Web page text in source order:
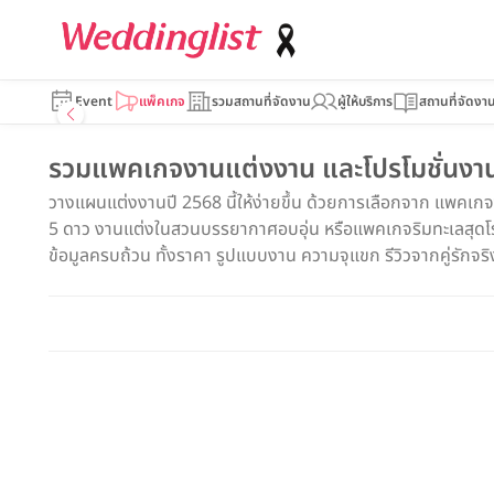
Event แพ็คเกจ รวมสถานที่จัดงาน ผู้ให้บริการ สถานที่จัดงา
รวมแพคเกจงานแต่งงาน และโปรโมชั่นง
วางแผนแต่งงานปี 2568 นี้ให้ง่ายขึ้น ด้วยการเลือกจาก แพคเก
5 ดาว งานแต่งในสวนบรรยากาศอบอุ่น หรือแพคเกจริมทะเล
ข้อมูลครบถ้วน ทั้งราคา รูปแบบงาน ความจุแขก รีวิวจากคู่รักจริ